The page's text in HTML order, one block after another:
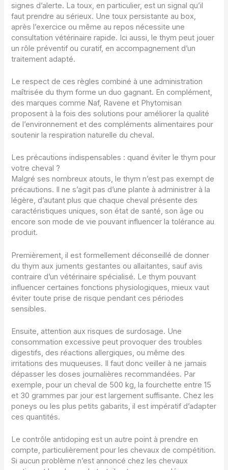
signes d’alerte. La toux, en particulier, est un signal qu’il
faut prendre au sérieux. Une toux persistante au box,
après l’exercice ou même au repos nécessite une
consultation vétérinaire rapide. Ici aussi, le thym peut jouer
un rôle préventif ou curatif, en accompagnement d’un
traitement adapté.
Le respect de ces règles combiné à une administration
maîtrisée du thym forme un duo gagnant. En complément,
des marques comme Naf, Ravene et Phytomisan
proposent à la fois des solutions pour améliorer la qualité
de l’environnement et des compléments alimentaires pour
soutenir la respiration naturelle du cheval.
Les précautions indispensables : quand éviter le thym pour
votre cheval ?
Malgré ses nombreux atouts, le thym n’est pas exempt de
précautions. Il ne s’agit pas d’une plante à administrer à la
légère, d’autant plus que chaque cheval présente des
caractéristiques uniques, son état de santé, son âge ou
encore son mode de vie pouvant influencer la tolérance au
produit.
Premièrement, il est formellement déconseillé de donner
du thym aux juments gestantes ou allaitantes, sauf avis
contraire d’un vétérinaire spécialisé. Le thym pouvant
influencer certaines fonctions physiologiques, mieux vaut
éviter toute prise de risque pendant ces périodes
sensibles.
Ensuite, attention aux risques de surdosage. Une
consommation excessive peut provoquer des troubles
digestifs, des réactions allergiques, ou même des
irritations des muqueuses. Il faut donc veiller à ne jamais
dépasser les doses journalières recommandées. Par
exemple, pour un cheval de 500 kg, la fourchette entre 15
et 30 grammes par jour est largement suffisante. Chez les
poneys ou les plus petits gabarits, il est impératif d’adapter
ces quantités.
Le contrôle antidoping est un autre point à prendre en
compte, particulièrement pour les chevaux de compétition.
Si aucun problème n’est annoncé chez les chevaux